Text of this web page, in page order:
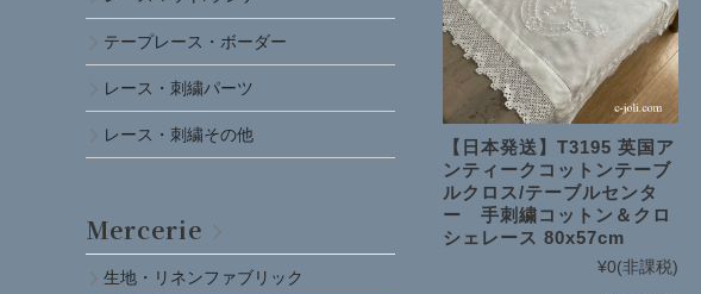
【日本発送】T3195 英国ア
ンティークコットンテーブ
ルクロス/テーブルセンタ
ー 手刺繍コットン＆クロ
シェレース 80x57cm
¥0(非課税)
テープレース・ボーダー
レース・刺繍パーツ
レース・刺繍その他
Mercerie
生地・リネンファブリック